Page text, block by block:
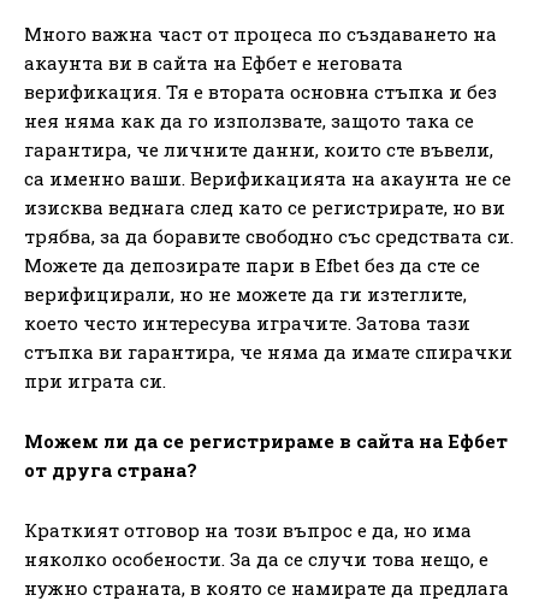
Много важна част от процеса по създаването на
акаунта ви в сайта на Ефбет е неговата
верификация. Тя е втората основна стъпка и без
нея няма как да го използвате, защото така се
гарантира, че личните данни, които сте въвели,
са именно ваши. Верификацията на акаунта не се
изисква веднага след като се регистрирате, но ви
трябва, за да боравите свободно със средствата си.
Можете да депозирате пари в Efbet без да сте се
верифицирали, но не можете да ги изтеглите,
което често интересува играчите. Затова тази
стъпка ви гарантира, че няма да имате спирачки
при играта си.
Можем ли да се регистрираме в сайта на Ефбет
от друга страна?
Краткият отговор на този въпрос е да, но има
няколко особености. За да се случи това нещо, е
нужно страната, в която се намирате да предлага